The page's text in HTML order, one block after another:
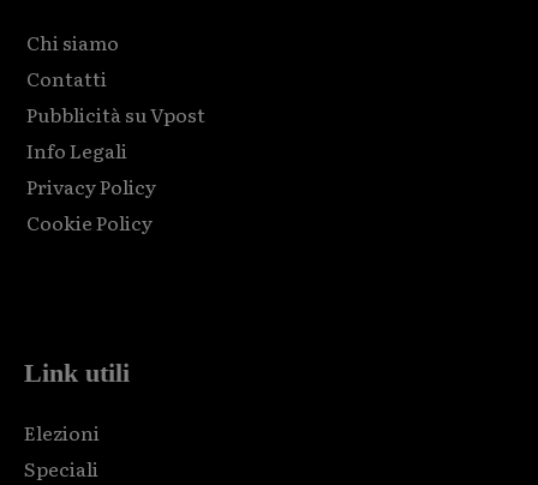
Chi siamo
Contatti
Pubblicità su Vpost
Info Legali
Privacy Policy
Cookie Policy
Link utili
Elezioni
Speciali